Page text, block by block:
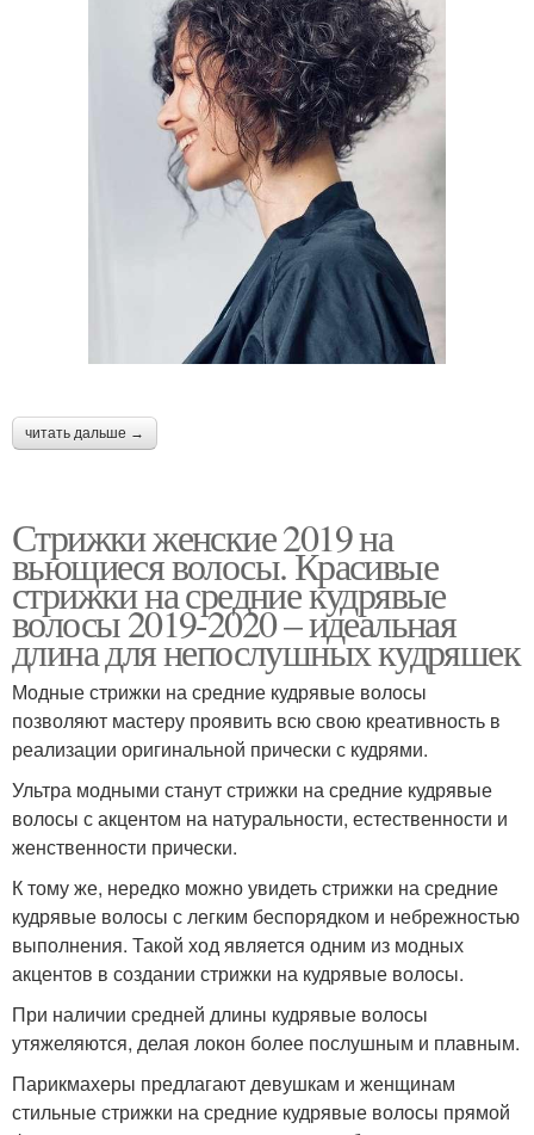
читать дальше →
Стрижки женские 2019 на
вьющиеся волосы. Красивые
стрижки на средние кудрявые
волосы 2019-2020 – идеальная
длина для непослушных кудряшек
Модные стрижки на средние кудрявые волосы
позволяют мастеру проявить всю свою креативность в
реализации оригинальной прически с кудрями.
Ультра модными станут стрижки на средние кудрявые
волосы с акцентом на натуральности, естественности и
женственности прически.
К тому же, нередко можно увидеть стрижки на средние
кудрявые волосы с легким беспорядком и небрежностью
выполнения. Такой ход является одним из модных
акцентов в создании стрижки на кудрявые волосы.
При наличии средней длины кудрявые волосы
утяжеляются, делая локон более послушным и плавным.
Парикмахеры предлагают девушкам и женщинам
стильные стрижки на средние кудрявые волосы прямой